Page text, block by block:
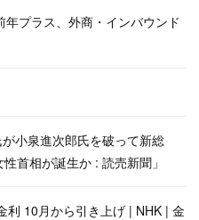
年プラス、外商・インバウンド
小泉進次郎氏を破って新総
首相が誕生か : 読売新聞」
利 10月から引き上げ | NHK | 金